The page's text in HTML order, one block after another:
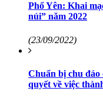
Phổ Yên: Khai
núi” năm 2022
(23/09/2022)
Chuẩn bị chu đáo
quyết về việc